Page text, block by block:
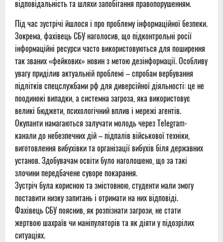
відповідальність та шляхи запобігання правопорушенням.
Під час зустрічі йшлося і про проблему інформаційної безпеки.
Зокрема, фахівець СБУ наголосив, що підконтрольні росії
інформаційні ресурси часто використовуються для поширення
так званих «фейкових» новин з метою дезінформації. Особливу
увагу приділив актуальній проблемі – спробам вербування
підлітків спецслужбами рф для диверсійної діяльності: це не
поодинокі випадки, а системна загроза, яка використовує
великі бюджети, психологічний вплив і мережі агентів.
Окупанти намагаються залучати молодь через Telegram-
канали до небезпечних дій – підпалів військової техніки,
виготовлення вибухівки та організації вибухів біля державних
установ. Здобувачам освіти було наголошено, що за такі
злочини передбачене суворе покарання.
Зустріч була корисною та змістовною, студенти мали змогу
поставити низку запитань і отримати на них відповіді.
Фахівець СБУ пояснив, як розпізнати загрози, не стати
жертвою шахраїв чи маніпуляторів та як діяти у підозрілих
ситуаціях.